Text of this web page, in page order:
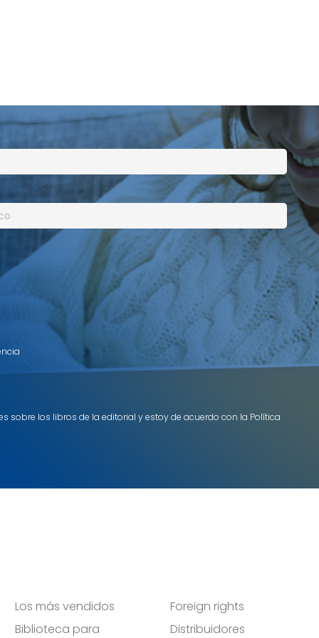
sobre los libros de la editorial y estoy de acuerdo con la Política
Los más vendidos
Biblioteca para
Foreign rights
Distribuidores